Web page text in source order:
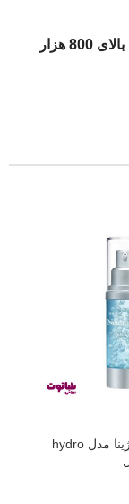
هزار
سرم پوست نوتروژینا مدل hydro